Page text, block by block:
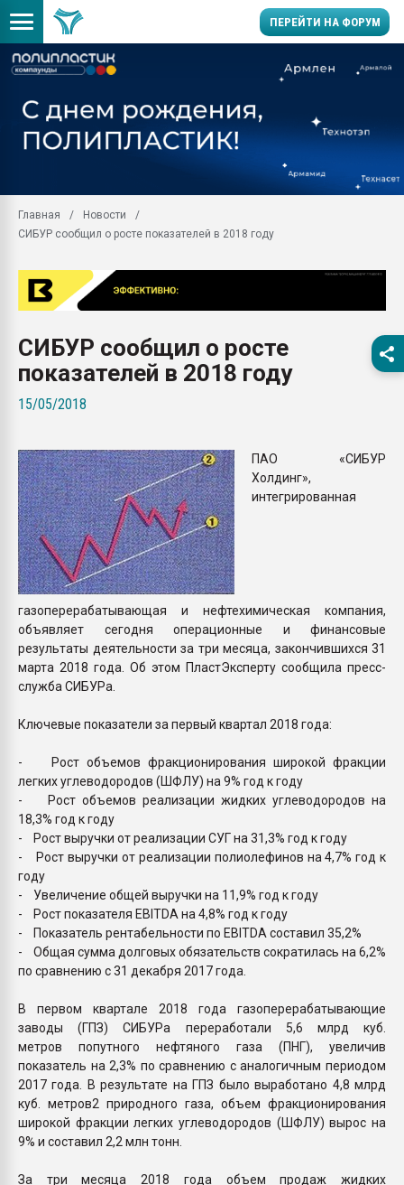
ПЕРЕЙТИ НА ФОРУМ
заводу пластмасс"
28.07.2026
пластмасс
28.07.2026
ситуацией на
Главная
Новости
СИБУР сообщил о росте показателей в 2018 году
СИБУР сообщил о росте
показателей в 2018 году
15/05/2018
ПАО «СИБУР
Холдинг»,
интегрированная
газоперерабатывающая и нефтехимическая компания,
объявляет сегодня операционные и финансовые
результаты деятельности за три месяца, закончившихся 31
марта 2018 года. Об этом ПластЭксперту сообщила пресс-
служба СИБУРа.
Ключевые показатели за первый квартал 2018 года:
- Рост объемов фракционирования широкой фракции
легких углеводородов (ШФЛУ) на 9% год к году
- Рост объемов реализации жидких углеводородов на
18,3% год к году
- Рост выручки от реализации СУГ на 31,3% год к году
- Рост выручки от реализации полиолефинов на 4,7% год к
году
- Увеличение общей выручки на 11,9% год к году
- Рост показателя EBITDA на 4,8% год к году
- Показатель рентабельности по EBITDA составил 35,2%
- Общая сумма долговых обязательств сократилась на 6,2%
по сравнению с 31 декабря 2017 года.
В первом квартале 2018 года газоперерабатывающие
заводы (ГПЗ) СИБУРа переработали 5,6 млрд куб.
метров попутного нефтяного газа (ПНГ), увеличив
показатель на 2,3% по сравнению с аналогичным периодом
2017 года. В результате на ГПЗ было выработано 4,8 млрд
куб. метров2 природного газа, объем фракционирования
широкой фракции легких углеводородов (ШФЛУ) вырос на
9% и составил 2,2 млн тонн.
За три месяца 2018 года объем продаж жидких